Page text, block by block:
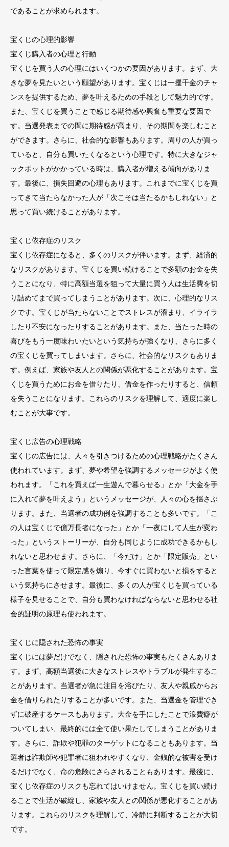
であることが求められます。
宝くじの心理的影響
宝くじ購入者の心理と行動
宝くじを買う人の心理にはいくつかの要因があります。まず、大
きな夢を見たいという願望があります。宝くじは一攫千金のチャ
ンスを提供するため、夢を叶えるための手段として魅力的です。
また、宝くじを買うことで感じる期待感や興奮も重要な要因で
す。当選発表までの間に期待感が高まり、その期間を楽しむこと
ができます。さらに、社会的な影響もあります。周りの人が買っ
ていると、自分も買いたくなるという心理です。特に大きなジャ
ックポットがかかっている時は、購入者が増える傾向がありま
す。最後に、損失回避の心理もあります。これまでに宝くじを買
ってきて当たらなかった人が「次こそは当たるかもしれない」と
思って買い続けることがあります。
宝くじ依存症のリスク
宝くじ依存症になると、多くのリスクが伴います。まず、経済的
なリスクがあります。宝くじを買い続けることで多額のお金を失
うことになり、特に高額当選を狙って大量に買う人は生活費を切
り詰めてまで買ってしまうことがあります。次に、心理的なリス
クです。宝くじが当たらないことでストレスが溜まり、イライラ
したり不安になったりすることがあります。また、当たった時の
喜びをもう一度味わいたいという気持ちが強くなり、さらに多く
の宝くじを買ってしまいます。さらに、社会的なリスクもありま
す。例えば、家族や友人との関係が悪化することがあります。宝
くじを買うためにお金を借りたり、借金を作ったりすると、信頼
を失うことになります。これらのリスクを理解して、適度に楽し
むことが大事です。
宝くじ広告の心理戦略
宝くじの広告には、人々を引きつけるための心理戦略がたくさん
使われています。まず、夢や希望を強調するメッセージがよく使
われます。「これを買えば一生遊んで暮らせる」とか「大金を手
に入れて夢を叶えよう」というメッセージが、人々の心を揺さぶ
ります。また、当選者の成功例を強調することも多いです。「こ
の人は宝くじで億万長者になった」とか「一夜にして人生が変わ
った」というストーリーが、自分も同じように成功できるかもし
れないと思わせます。さらに、「今だけ」とか「限定販売」とい
った言葉を使って限定感を煽り、今すぐに買わないと損をすると
いう気持ちにさせます。最後に、多くの人が宝くじを買っている
様子を見せることで、自分も買わなければならないと思わせる社
会的証明の原理も使われます。
宝くじに隠された恐怖の事実
宝くじには夢だけでなく、隠された恐怖の事実もたくさんありま
す。まず、高額当選後に大きなストレスやトラブルが発生するこ
とがあります。当選者が急に注目を浴びたり、友人や親戚からお
金を借りられたりすることが多いです。また、当選金を管理でき
ずに破産するケースもあります。大金を手にしたことで浪費癖が
ついてしまい、最終的には全て使い果たしてしまうことがありま
す。さらに、詐欺や犯罪のターゲットになることもあります。当
選者は詐欺師や犯罪者に狙われやすくなり、金銭的な被害を受け
るだけでなく、命の危険にさらされることもあります。最後に、
宝くじ依存症のリスクも忘れてはいけません。宝くじを買い続け
ることで生活が破綻し、家族や友人との関係が悪化することがあ
ります。これらのリスクを理解して、冷静に判断することが大切
です。